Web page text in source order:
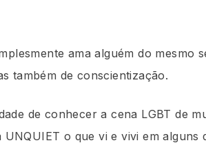
ama alguém do mesmo
também de conscientização.
de conhecer a cena LGBT de
o que vi e vivi em alguns